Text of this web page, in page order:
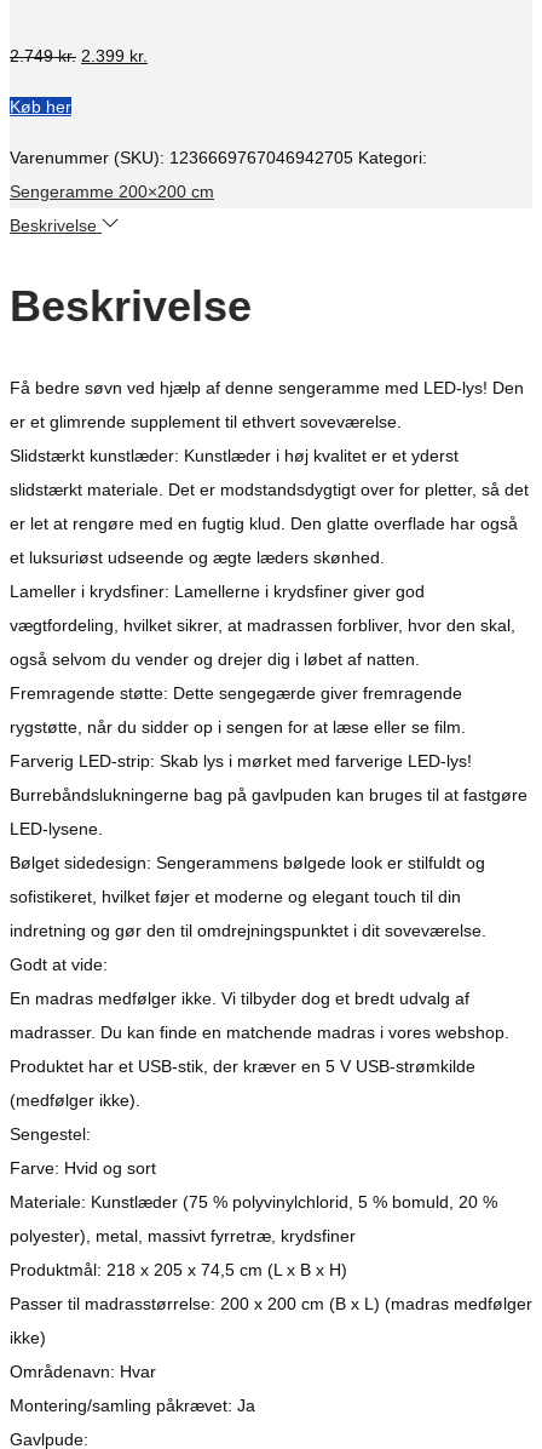
2.749kr. Den
var:
2.749 kr..
2.399 kr.
er:
2.399 kr..
Køb her
Varenummer (SKU): 1236669767046942705 Kategori:
Sengeramme 200×200 cm
Beskrivelse
Beskrivelse
Få bedre søvn ved hjælp af denne sengeramme med LED-lys! Den
er et glimrende supplement til ethvert soveværelse.
Slidstærkt kunstlæder: Kunstlæder i høj kvalitet er et yderst
slidstærkt materiale. Det er modstandsdygtigt over for pletter, så det
er let at rengøre med en fugtig klud. Den glatte overflade har også
et luksuriøst udseende og ægte læders skønhed.
Lameller i krydsfiner: Lamellerne i krydsfiner giver god
vægtfordeling, hvilket sikrer, at madrassen forbliver, hvor den skal,
også selvom du vender og drejer dig i løbet af natten.
Fremragende støtte: Dette sengegærde giver fremragende
rygstøtte, når du sidder op i sengen for at læse eller se film.
Farverig LED-strip: Skab lys i mørket med farverige LED-lys!
Burrebåndslukningerne bag på gavlpuden kan bruges til at fastgøre
LED-lysene.
Bølget sidedesign: Sengerammens bølgede look er stilfuldt og
sofistikeret, hvilket føjer et moderne og elegant touch til din
indretning og gør den til omdrejningspunktet i dit soveværelse.
Godt at vide:
En madras medfølger ikke. Vi tilbyder dog et bredt udvalg af
madrasser. Du kan finde en matchende madras i vores webshop.
Produktet har et USB-stik, der kræver en 5 V USB-strømkilde
(medfølger ikke).
Sengestel:
Farve: Hvid og sort
Materiale: Kunstlæder (75 % polyvinylchlorid, 5 % bomuld, 20 %
polyester), metal, massivt fyrretræ, krydsfiner
Produktmål: 218 x 205 x 74,5 cm (L x B x H)
Passer til madrasstørrelse: 200 x 200 cm (B x L) (madras medfølger
ikke)
Områdenavn: Hvar
Montering/samling påkrævet: Ja
Gavlpude: